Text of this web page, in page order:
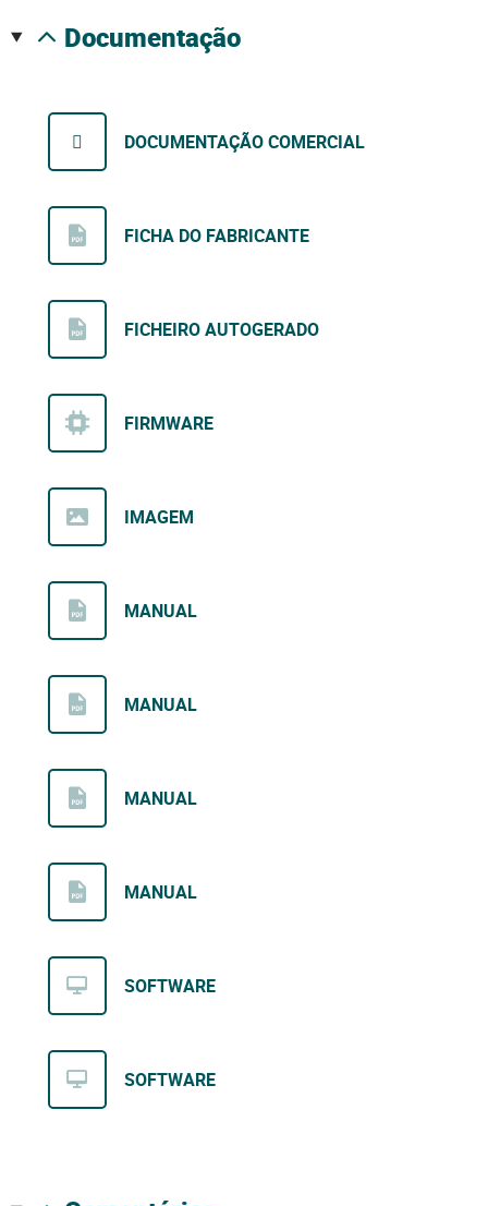
documentação
DOCUMENTAÇÃO COMERCIAL
FICHA DO FABRICANTE
FICHEIRO AUTOGERADO
FIRMWARE
IMAGEM
MANUAL
MANUAL
MANUAL
MANUAL
SOFTWARE
SOFTWARE